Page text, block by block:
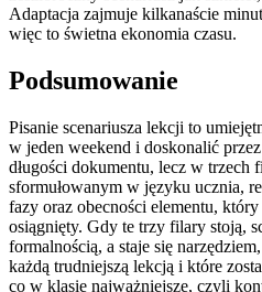
Adaptacja zajmuje kilkanaście
więc to świetna ekonomia czasu.
Podsumowanie
Pisanie scenariusza lekcji to
w jeden weekend i doskonalić
długości dokumentu, lecz w trzech
sformułowanym w języku ucznia,
fazy oraz obecności elementu, który
osiągnięty. Gdy te trzy filary stoją,
formalnością, a staje się
każdą trudniejszą lekcją i które
co w klasie najważniejsze, czyli